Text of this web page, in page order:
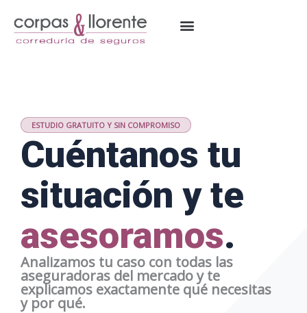
contenido
ESTUDIO GRATUITO Y SIN COMPROMISO
Cuéntanos tu
situación y te
asesoramos.
Analizamos tu caso con todas las
aseguradoras del mercado y te
explicamos exactamente qué necesitas
y por qué.